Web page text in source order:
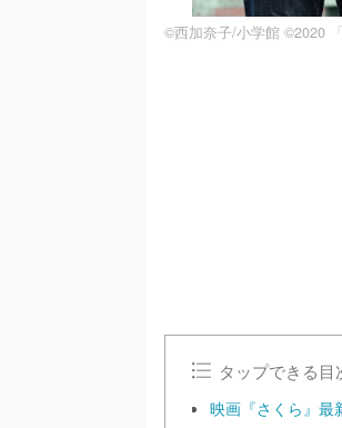
©西加奈子/小学館 ©2020
タップできる目
映画『さくら』最